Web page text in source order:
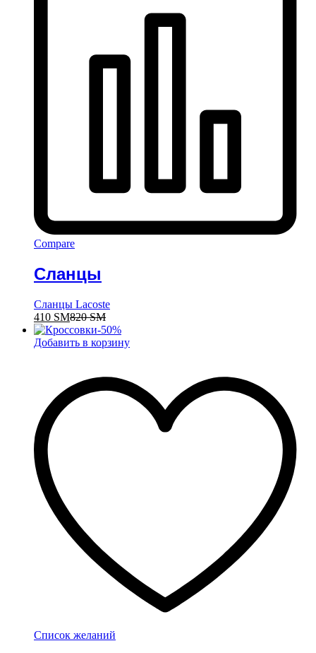
Compare
Сланцы
Сланцы Lacoste
410 ЅМ820ЅМ
-50%
Добавить в корзину
Список желаний